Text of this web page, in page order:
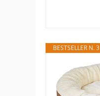
BESTSELLER N. 3